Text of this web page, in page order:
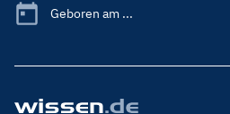
Geboren am ...